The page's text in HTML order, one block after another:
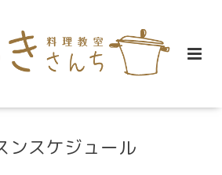
ンスケジュール